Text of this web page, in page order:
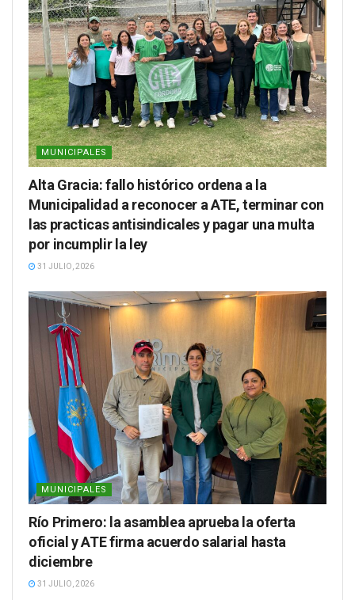
MUNICIPALES
Alta Gracia: fallo histórico ordena a la
Municipalidad a reconocer a ATE, terminar con
las practicas antisindicales y pagar una multa
por incumplir la ley
31 JULIO, 2026
MUNICIPALES
Río Primero: la asamblea aprueba la oferta
oficial y ATE firma acuerdo salarial hasta
diciembre
31 JULIO, 2026